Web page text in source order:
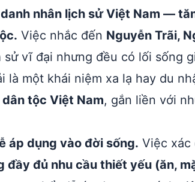
nhân lịch sử Việt Nam —
Việc nhắc đến Nguyễn Trãi,
vĩ đại nhưng đều có lối sống
là một khái niệm xa lạ hay du
tộc Việt Nam, gắn liền với
áp dụng vào đời sống. Việc xác
đầy đủ nhu cầu thiết yếu (ăn,